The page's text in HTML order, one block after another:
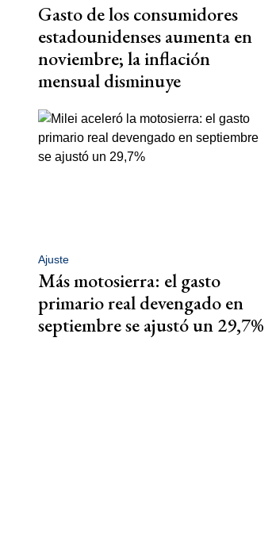
Gasto de los consumidores
estadounidenses aumenta en
noviembre; la inflación
mensual disminuye
Ajuste
Más motosierra: el gasto
primario real devengado en
septiembre se ajustó un 29,7%